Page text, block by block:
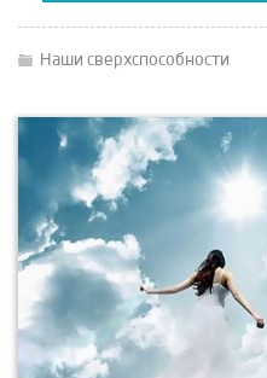
Наши сверхспособности